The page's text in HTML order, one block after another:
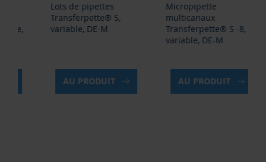
Lots de pipettes
Transferpette® S,
variable, DE-M
AU PRODUIT
Micropipette
multicanaux
Transferpette® S -8,
variable, DE-M
AU PRODUIT